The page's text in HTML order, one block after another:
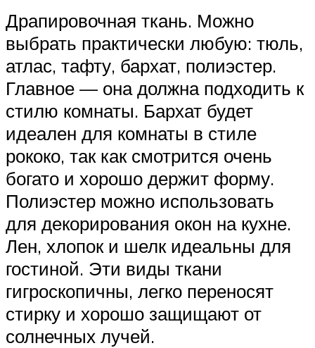
Драпировочная ткань. Можно
выбрать практически любую: тюль,
атлас, тафту, бархат, полиэстер.
Главное — она должна подходить к
стилю комнаты. Бархат будет
идеален для комнаты в стиле
рококо, так как смотрится очень
богато и хорошо держит форму.
Полиэстер можно использовать
для декорирования окон на кухне.
Лен, хлопок и шелк идеальны для
гостиной. Эти виды ткани
гигроскопичны, легко переносят
стирку и хорошо защищают от
солнечных лучей.